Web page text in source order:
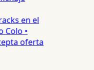
en el
Colo •
oferta